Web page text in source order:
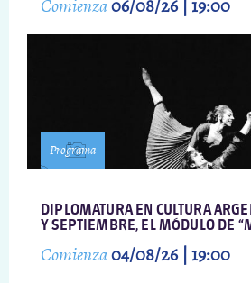
Comienza06/08/26 | 19:00
Programa
DIPLOMATURA EN CULTURA
Y SEPTIEMBRE, EL MÓDULO DE
Comienza04/08/26 | 19:00